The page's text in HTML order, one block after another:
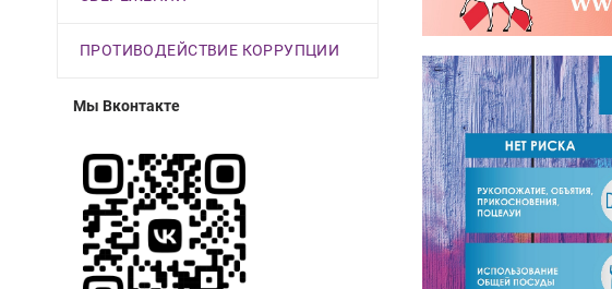
ПРОТИВОДЕЙСТВИЕ КОРРУПЦИИ
Мы Вконтакте